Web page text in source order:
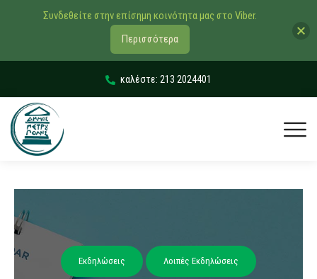
καλέστε: 213 2024401
Εκδηλώσεις Λοιπές Εκδηλώσεις
Συνδεθείτε στην επίσημη κοινότητα μας στο Viber.
Περισσότερα